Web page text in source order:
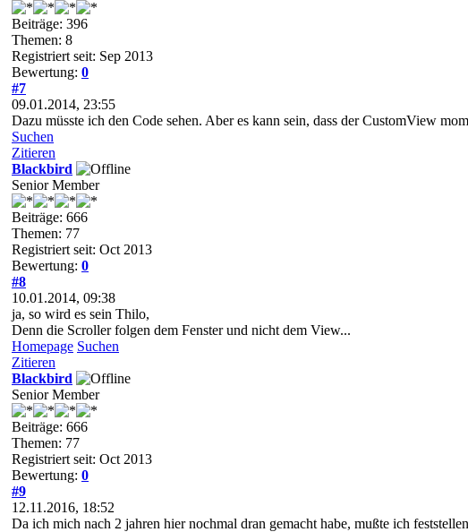
Beiträge: 396
Themen: 8
Registriert seit: Sep 2013
Bewertung: 0
#7
09.01.2014, 23:55
Dazu müsste ich den Code sehen. Aber es kann sein, dass der CustomView
Suchen
Zitieren
Blackbird
Senior Member
Beiträge: 666
Themen: 77
Registriert seit: Oct 2013
Bewertung: 0
#8
10.01.2014, 09:38
ja, so wird es sein Thilo,
Denn die Scroller folgen dem Fenster und nicht dem View...
Homepage Suchen
Zitieren
Blackbird
Senior Member
Beiträge: 666
Themen: 77
Registriert seit: Oct 2013
Bewertung: 0
#9
12.11.2016, 18:52
Da ich mich nach 2 jahren hier nochmal dran gemacht habe, mußte ich